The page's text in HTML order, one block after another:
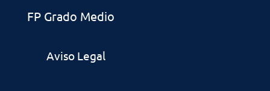
FP Grado Medio
Aviso Legal